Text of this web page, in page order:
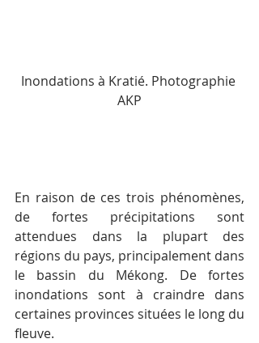
Inondations à Kratié. Photographie
AKP
En raison de ces trois phénomènes,
de fortes précipitations sont
attendues dans la plupart des
régions du pays, principalement dans
le bassin du Mékong. De fortes
inondations sont à craindre dans
certaines provinces situées le long du
fleuve.